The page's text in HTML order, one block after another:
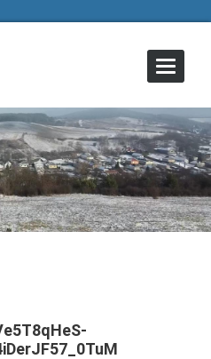
Toggle